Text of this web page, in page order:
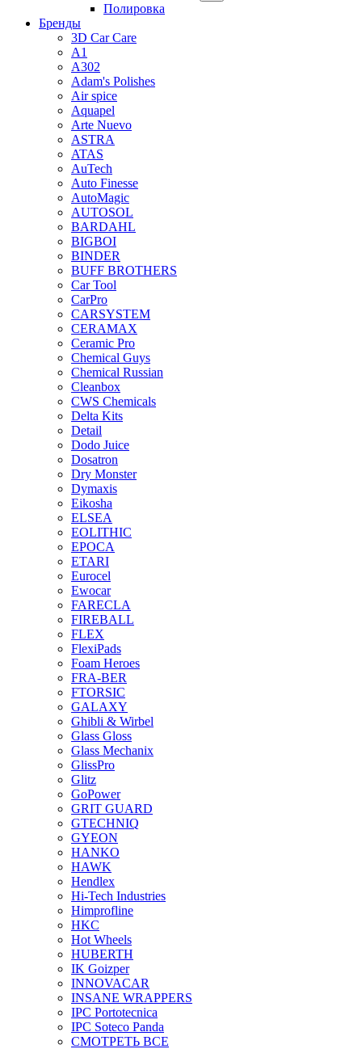
Полировка
Бренды
3D Car Care
A1
A302
Adam's Polishes
Air spice
Aquapel
Arte Nuevo
ASTRA
ATAS
AuTech
Auto Finesse
AutoMagic
AUTOSOL
BARDAHL
BIGBOI
BINDER
BUFF BROTHERS
Car Tool
CarPro
CARSYSTEM
CERAMAX
Ceramic Pro
Chemical Guys
Chemical Russian
Cleanbox
CWS Chemicals
Delta Kits
Detail
Dodo Juice
Dosatron
Dry Monster
Dymaxis
Eikosha
ELSEA
EOLITHIC
EPOCA
ETARI
Eurocel
Ewocar
FARECLA
FIREBALL
FLEX
FlexiPads
Foam Heroes
FRA-BER
FTORSIC
GALAXY
Ghibli & Wirbel
Glass Gloss
Glass Mechanix
GlissPro
Glitz
GoPower
GRIT GUARD
GTECHNIQ
GYEON
HANKO
HAWK
Hendlex
Hi-Tech Industries
Himprofline
HKC
Hot Wheels
HUBERTH
IK Goizper
INNOVACAR
INSANE WRAPPERS
IPC Portotecnica
IPC Soteco Panda
СМОТРЕТЬ ВСЕ